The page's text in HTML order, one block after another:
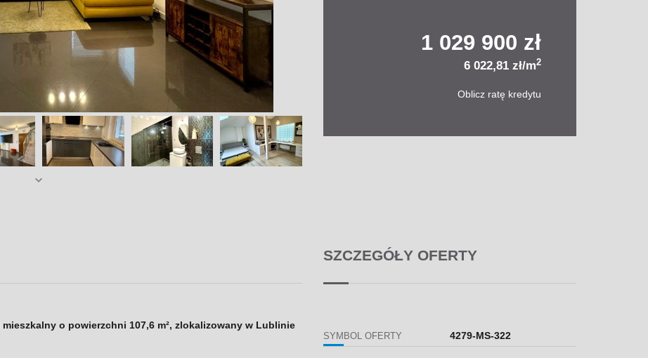
1 029 900 zł
6 022,81 zł/m2
Oblicz ratę kredytu
o powierzchni 107,6 m², zlokalizowany w Lublinie
SZCZEGÓŁY OFERTY
SYMBOL OFERTY 4279-MS-322